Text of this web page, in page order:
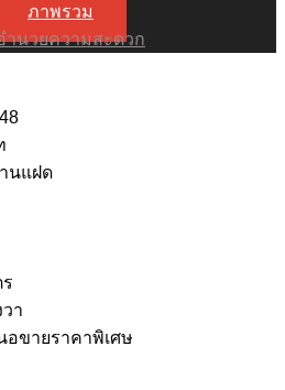
ภาพรวม
ำนวยความสะดวก
นแฝด
า
อขายราคาพิเศษ